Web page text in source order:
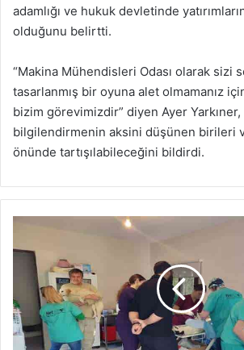
adamlığı ve hukuk devletinde
olduğunu belirtti.
“Makina Mühendisleri Odası olarak sizi
tasarlanmış bir oyuna alet olmamanız
bizim görevimizdir” diyen Ayer Yarkıner,
bilgilendirmenin aksini düşünen birileri
önünde tartışılabileceğini bildirdi.
Girne
Belediyesi
Hayvan
Barınağı’nda
kısırlaştırma
operasyonu